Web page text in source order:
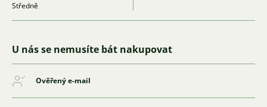
Středně
U nás se nemusíte bát nakupovat
Ověřený e-mail